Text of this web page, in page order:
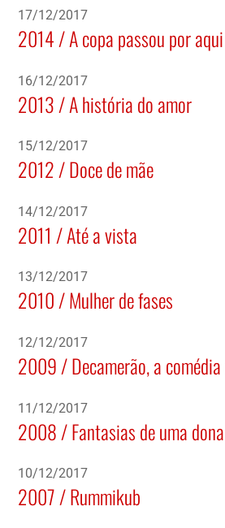
17/12/2017
2014 / A copa passou por aqui
16/12/2017
2013 / A história do amor
15/12/2017
2012 / Doce de mãe
14/12/2017
2011 / Até a vista
13/12/2017
2010 / Mulher de fases
12/12/2017
2009 / Decamerão, a comédia
11/12/2017
2008 / Fantasias de uma
10/12/2017
2007 / Rummikub